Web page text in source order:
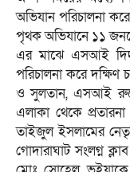
অভিযান পরিচালনা
পৃথক অভিযানে ১১
এর মাঝে এসআই
পরিচালনা করে দক্ষিণ
ও সুলতান, এসআই
এলাকা থেকে
তাইজুল ইসলামের
গোদারাঘাট সংলগ্ন